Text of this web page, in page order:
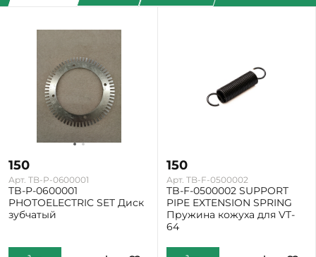
150
Арт. TB-P-0600001
TB-P-0600001
PHOTOELECTRIC SET Диск
зубчатый
150
Арт. TB-F-0500002
TB-F-0500002 SUPPORT
PIPE EXTENSION SPRING
Пружина кожуха для VT-
64